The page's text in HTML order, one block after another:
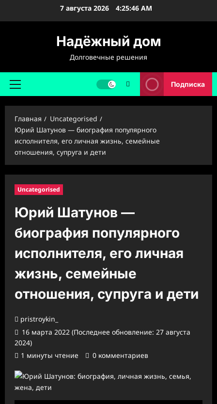
7 августа 2026 4:25:47 AM
Надёжный дом
Долговечные решения
Основное
Подписка
Главная
Uncategorised
Юрий Шатунов — биография популярного
исполнителя, его личная жизнь, семейные
отношения, супруга и дети
Uncategorised
Юрий Шатунов —
биография популярного
исполнителя, его личная
жизнь, семейные
отношения, супруга и дети
pristroykin_
16 марта 2022 (Последнее обновление: 27 августа
2024)
1 минуты чтение
0 комментариев